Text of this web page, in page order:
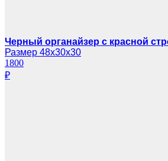
Черный органайзер с красной
Размер 48х30х30
1800
₽